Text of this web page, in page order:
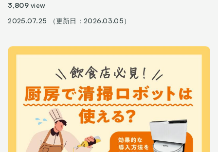
3,809view
2025.07.25 （更新日：2026.03.05）